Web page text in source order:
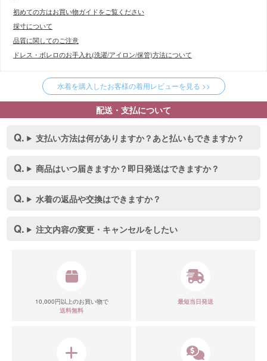
初めての方はお買い物ガイドをご覧ください
採寸について
品質に関してのご注意
ドレス・ボレロのお手入れ(洗濯/アイロン/保管)方法について
水着を購入したお客様の着用レビューを見る >>
配送・支払について
支払い方法は何がありますか？あと払いもできますか？
商品はいつ届きますか？即日発送はできますか？
水着の返品や交換はできますか？
注文内容の変更・キャンセルをしたい
10,000円以上のお買い物で
送料無料
最短当日発送